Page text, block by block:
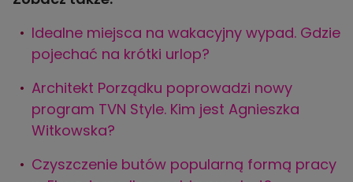
Idealne miejsca na wakacyjny wypad. Gdzie
pojechać na krótki urlop?
Architekt Porządku poprowadzi nowy
program TVN Style. Kim jest Agnieszka
Witkowska?
Czyszczenie butów popularną formą pracy